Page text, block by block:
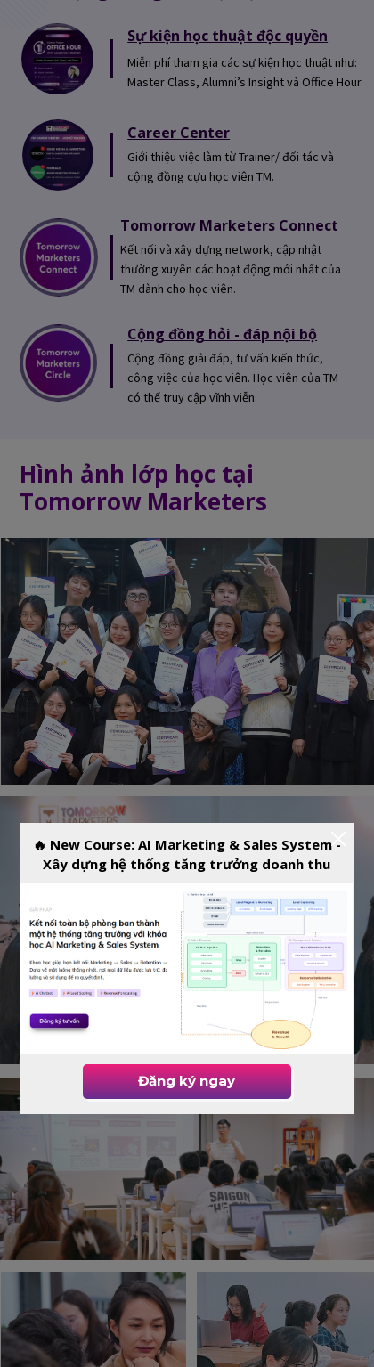
Career Center
Giới thiệu việc làm từ Trainer/ đối tác và
cộng đồng cựu học viên TM.
Sự kiện học thuật độc quyền
Miễn phí tham gia các sự kiện học thuật như:
Master Class, Alumni’s Insight và Office Hour.
Tomorrow Marketers Connect
Kết nối và xây dựng network, cập nhật
thường xuyên các hoạt động mới nhất của
TM dành cho học viên.
Cộng đồng hỏi - đáp nội bộ
Cộng đồng giải đáp, tư vấn kiến thức,
công việc của học viên. Học viên của TM
có thể truy cập vĩnh viễn.
Hình ảnh lớp học tại
Tomorrow Marketers
🔥 New Course: AI Marketing & Sales System -
Xây dựng hệ thống tăng trưởng doanh thu
Đăng ký ngay